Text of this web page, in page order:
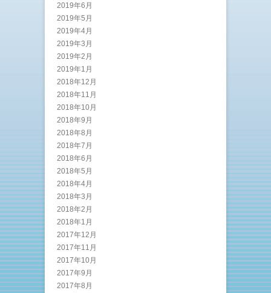
2019年6月
2019年5月
2019年4月
2019年3月
2019年2月
2019年1月
2018年12月
2018年11月
2018年10月
2018年9月
2018年8月
2018年7月
2018年6月
2018年5月
2018年4月
2018年3月
2018年2月
2018年1月
2017年12月
2017年11月
2017年10月
2017年9月
2017年8月